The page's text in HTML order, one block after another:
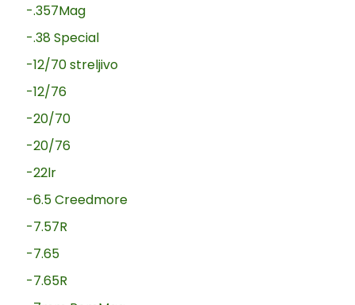
-.357Mag
-.38 Special
-12/70 streljivo
-12/76
-20/70
-20/76
-22lr
-6.5 Creedmore
-7.57R
-7.65
-7.65R